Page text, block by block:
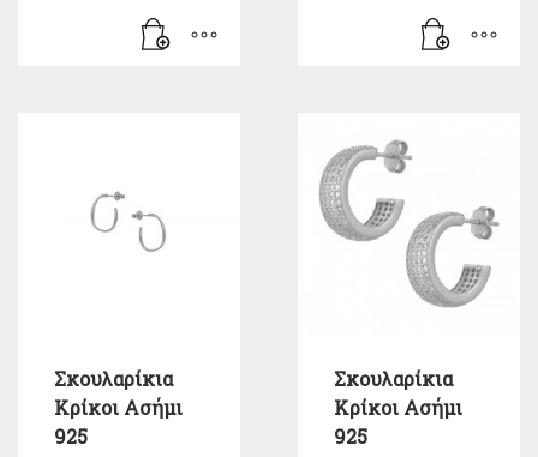
Σκουλαρίκια
Κρίκοι Ασήμι
925
Σκουλαρίκια
Κρίκοι Ασήμι
925